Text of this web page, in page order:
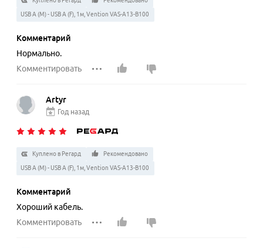
USB A (M) - USB A (F), 1м, Vention VAS-A13-B100
Комментарий
Нормально.
Комментировать
Artyr
Год назад
Куплено в Регард Рекомендовано
USB A (M) - USB A (F), 1м, Vention VAS-A13-B100
Комментарий
Хороший кабель.
Комментировать